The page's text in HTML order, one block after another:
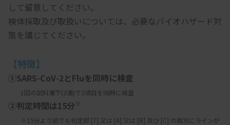
して留意してください。
検体採取及び取扱いについては、必要なバイオハザード対
策を講じてください。
【特徴】
①SARS-CoV-2とFluを同時に検査
1回の試料滴下(3滴)で2項目を同時に検査
②判定時間は15分※
※15分より前でも判定部 [T] 又は [A] 又は [B] 及び [C] の両方にラインが